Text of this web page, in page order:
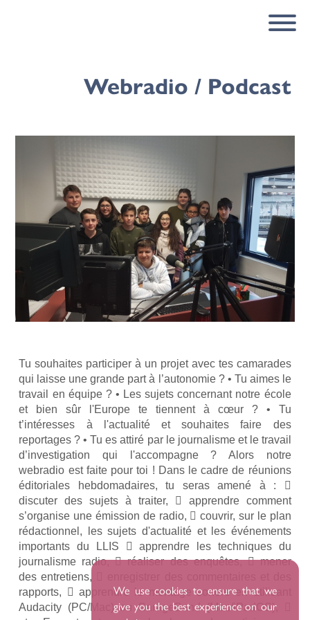
Webradio / Podcast
Tu souhaites participer à un projet avec tes camarades
qui laisse une grande part à l’autonomie ? • Tu aimes le
travail en équipe ? • Les sujets concernant notre école
et bien sûr l'Europe te tiennent à cœur ? • Tu
t’intéresses à l'actualité et souhaites faire des
reportages ? • Tu es attiré par le journalisme et le travail
d’investigation qui l'accompagne ? Alors notre
webradio est faite pour toi ! Dans le cadre de réunions
éditoriales hebdomadaires, tu seras amené à : 
discuter des sujets à traiter,  apprendre comment
s’organise une émission de radio,  couvrir, sur le plan
rédactionnel, les sujets d'actualité et les événements
importants du LLIS  apprendre les techniques du
journalisme radio,  réaliser des enquêtes,  mener
des entretiens,  enregistrer des commentaires et des
rapports,  apprendre le montage sonore en utilisant
Audacity (PC/Mac) ou GarageBand (Mac/iPadOS), 
We use cookies to ensure that we
give you the best experience on our